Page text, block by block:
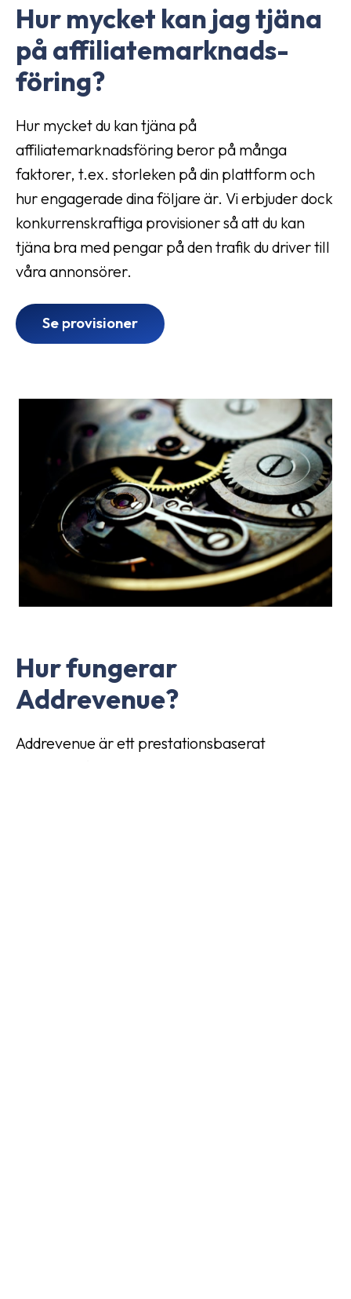
Hur mycket kan jag tjäna
på affiliate­marknads­
föring?
Hur mycket du kan tjäna på
affiliatemarknadsföring beror på många
faktorer, t.ex. storleken på din plattform och
hur engagerade dina följare är. Vi erbjuder dock
konkurrenskraftiga provisioner så att du kan
tjäna bra med pengar på den trafik du driver till
våra annonsörer.
Se provisioner
Hur fungerar
Addrevenue?
Addrevenue är ett prestationsbaserat